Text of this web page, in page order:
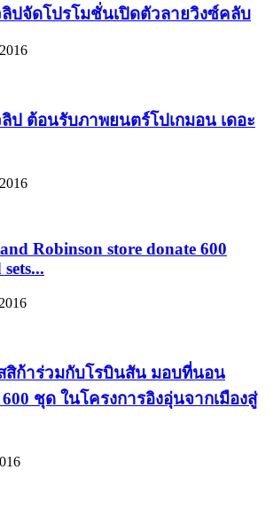
ปจัดโปรโมชั่นเปิดตัวลายวิงซ์คลับ
ป ต้อนรับภาพยนตร์โปเกมอน เดอะ
Robinson store donate 600
สิก้าร่วมกับโรบินสัน มอบที่นอน
ชุด ในโครงการอิงอุ่นจากเมืองสู่